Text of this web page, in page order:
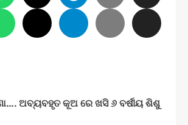
ଅବ୍ୟବହୃତ କୂଅ ରେ ଖସି ୬ ବର୍ଷୀୟ ଶିଶୁ